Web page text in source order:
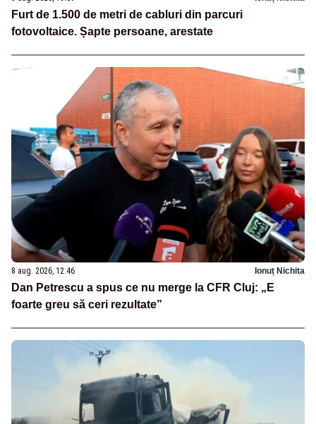
Furt de 1.500 de metri de cabluri din parcuri
fotovoltaice. Șapte persoane, arestate
8 aug. 2026, 12:46 Ionuț Nichita
Dan Petrescu a spus ce nu merge la CFR Cluj: „E
foarte greu să ceri rezultate”